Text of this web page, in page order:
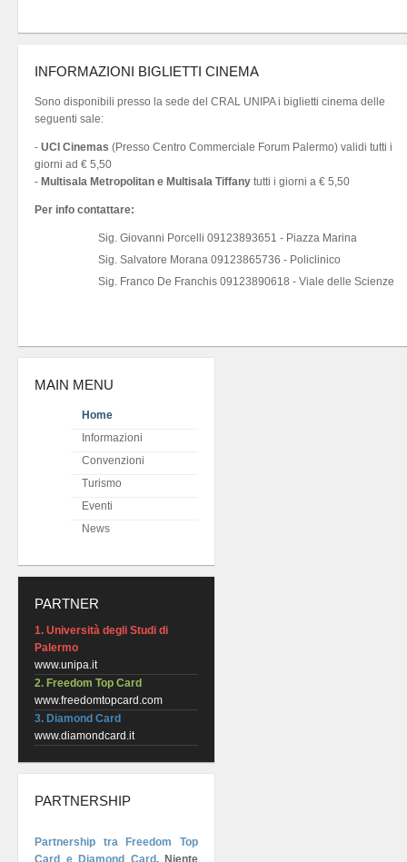
INFORMAZIONI BIGLIETTI CINEMA
Sono disponibili presso la sede del CRAL UNIPA i biglietti cinema delle
seguenti sale:
- UCI Cinemas (Presso Centro Commerciale Forum Palermo) validi tutti i
giorni ad € 5,50
- Multisala Metropolitan e Multisala Tiffany tutti i giorni a € 5,50
Per info contattare:
Sig. Giovanni Porcelli 09123893651 - Piazza Marina
Sig. Salvatore Morana 09123865736 - Policlinico
Sig. Franco De Franchis 09123890618 - Viale delle Scienze
MAIN MENU
Home
Informazioni
Convenzioni
Turismo
Eventi
News
PARTNER
1. Università degli Studi di
Palermo
www.unipa.it
2. Freedom Top Card
www.freedomtopcard.com
3. Diamond Card
www.diamondcard.it
PARTNERSHIP
Partnership tra Freedom Top
Card e Diamond Card. Niente